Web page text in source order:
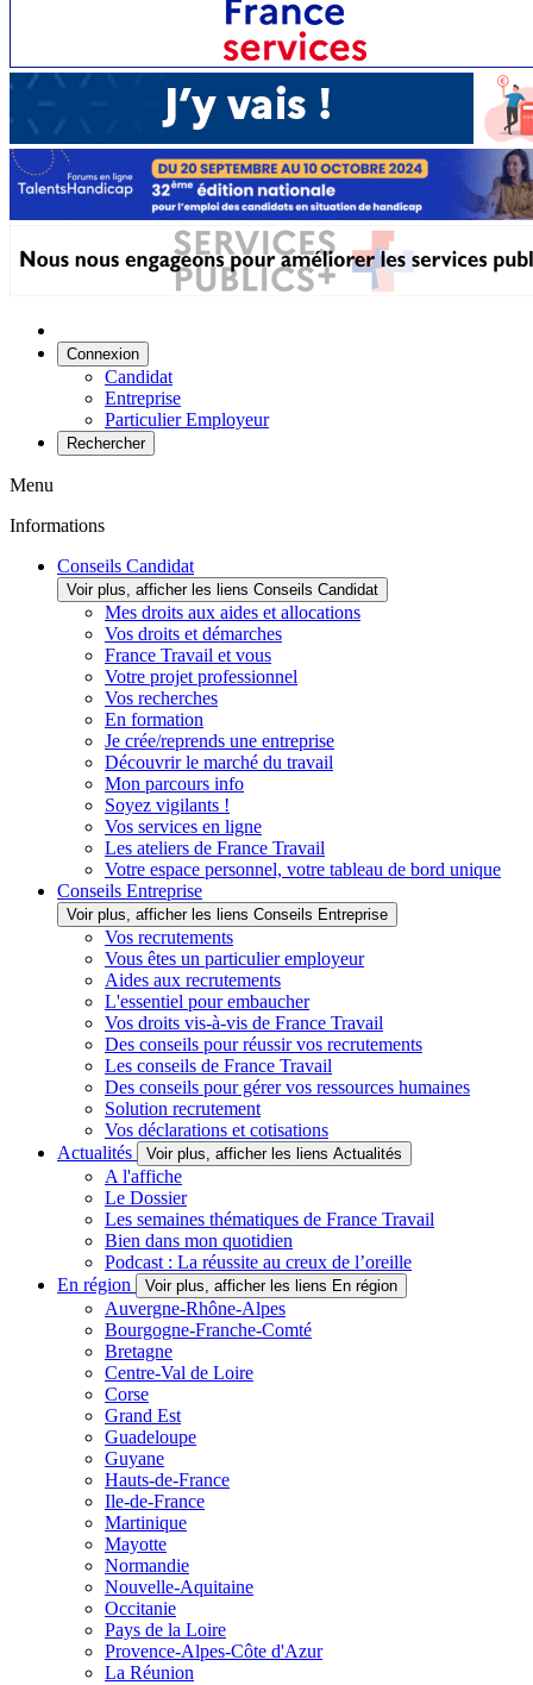
Connexion
Candidat
Entreprise
Particulier Employeur
Rechercher
Menu
Informations
Conseils Candidat
Voir plus, afficher les liens Conseils Candidat
Mes droits aux aides et allocations
Vos droits et démarches
France Travail et vous
Votre projet professionnel
Vos recherches
En formation
Je crée/reprends une entreprise
Découvrir le marché du travail
Mon parcours info
Soyez vigilants !
Vos services en ligne
Les ateliers de France Travail
Votre espace personnel, votre tableau de bord unique
Conseils Entreprise
Voir plus, afficher les liens Conseils Entreprise
Vos recrutements
Vous êtes un particulier employeur
Aides aux recrutements
L'essentiel pour embaucher
Vos droits vis-à-vis de France Travail
Des conseils pour réussir vos recrutements
Les conseils de France Travail
Des conseils pour gérer vos ressources humaines
Solution recrutement
Vos déclarations et cotisations
Actualités
Voir plus, afficher les liens Actualités
A l'affiche
Le Dossier
Les semaines thématiques de France Travail
Bien dans mon quotidien
Podcast : La réussite au creux de l’oreille
En région
Voir plus, afficher les liens En région
Auvergne-Rhône-Alpes
Bourgogne-Franche-Comté
Bretagne
Centre-Val de Loire
Corse
Grand Est
Guadeloupe
Guyane
Hauts-de-France
Ile-de-France
Martinique
Mayotte
Normandie
Nouvelle-Aquitaine
Occitanie
Pays de la Loire
Provence-Alpes-Côte d'Azur
La Réunion